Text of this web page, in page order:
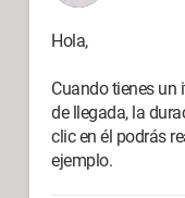
Hola,
Cuando tienes un
de llegada, la
clic en él podrás
ejemplo.